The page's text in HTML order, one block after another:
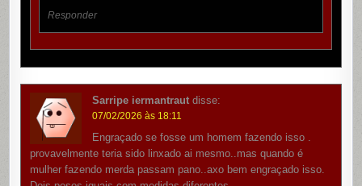
Responder
Sarripe iermantraut disse:
07/02/2026 às 18:11
Engraçado se fosse um homem fazendo isso .
provavelmente teria sido linxado ai mesmo..mas quando é
mulher fazendo merda passam pano..axo bem engraçado isso.